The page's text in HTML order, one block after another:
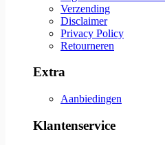
Verzending
Disclaimer
Privacy Policy
Retourneren
Extra
Aanbiedingen
Klantenservice